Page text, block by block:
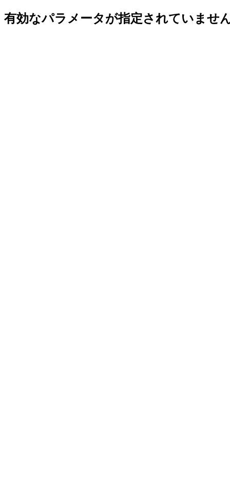
有効なパラメータが指定されていませ